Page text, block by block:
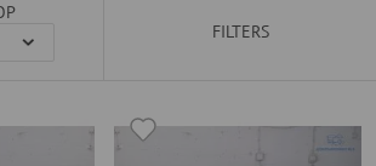
FILTERS